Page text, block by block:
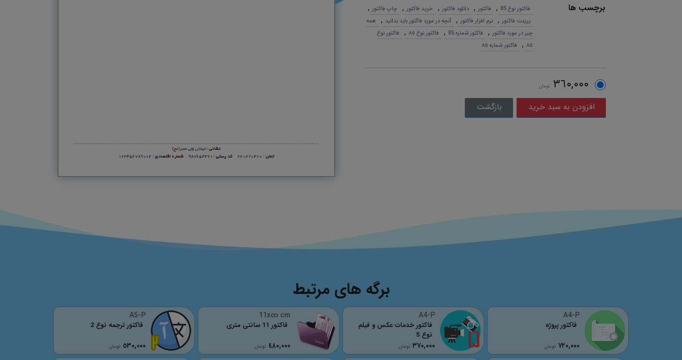
برچسب ها
فاکتور نوع 85 , فاکتور , دانلود فاکتور , خرید فاکتور , چاپ فاکتور ,
پرینت فاکتور , نرم افزار فاکتور , آنچه در مورد فاکتور باید بدانید ,
همه
چیز در مورد فاکتور , فاکتور شماره 85 , فاکتور نوع ٨٥ ,
فاکتور نوع
٨٥ , فاکتور شماره ٨٥
٣٦٠,٠٠٠ تومان
بازگشت
برگه های مرتبط
A4-P
٧٢٠,٠٠٠ تومان
فاکتور پروژه
A4-P
٣٧٠,٠٠٠ تومان
فاکتور خدمات عکس و فیلم
نوع 5
11x∞ cm
٤٨٠,٠٠٠ تومان
فاکتور 11 سانتی متری
A5-P
٥٣٠,٠٠٠ تومان
فاکتور ترجمه نوع 2